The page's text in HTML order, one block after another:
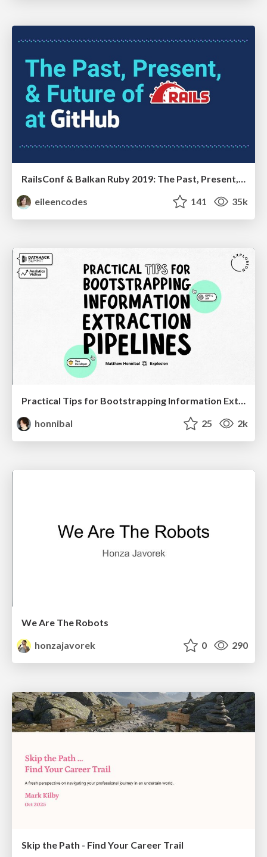
eileencodes
141 35k
Practical Tips for Bootstrapping Information Extraction Pipelines
honnibal
25 2k
We Are The Robots
honzajavorek
0 290
Skip the Path - Find Your Career Trail